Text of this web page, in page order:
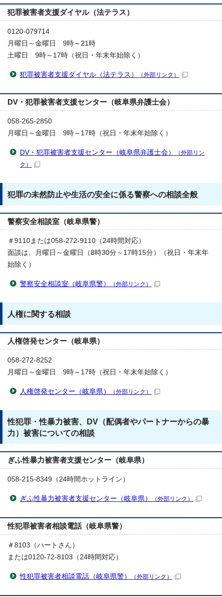
犯罪被害者支援ダイヤル（法テラス）
0120-079714
月曜日～金曜日 9時～21時
土曜日 9時～17時（祝日・年末年始除く）
犯罪被害者支援ダイヤル（法テラス） （外部リンク）
DV・犯罪被害者支援センター（岐阜県弁護士会）
058-265-2850
月曜日～金曜日 9時～17時（祝日・年末年始除く）
DV・犯罪被害者支援センター（岐阜県弁護士会）
（外部リン
ク）
犯罪の未然防止や生活の安全に係る警察への相談全般
警察安全相談室（岐阜県警）
＃9110または058-272-9110（24時間対応）
面談は、月曜日～金曜日（8時30分～17時15分）（祝日・年末年
始除く）
警察安全相談室（岐阜県警） （外部リンク）
人権に関する相談
人権啓発センター（岐阜県）
058-272-8252
月曜日～金曜日 9時～17時（祝日・年末年始除く）
人権啓発センター（岐阜県） （外部リンク）
性犯罪・性暴力被害、DV（配偶者やパートナーからの暴
力）被害についての相談
ぎふ性暴力被害者支援センター（岐阜県）
058-215-8349（24時間ホットライン）
ぎふ性暴力被害者支援センター（岐阜県） （外部リンク）
性犯罪被害者相談電話（岐阜県警）
＃8103（ハートさん）
または0120-72-8103（24時間対応）
性犯罪被害者相談電話（岐阜県警） （外部リンク）